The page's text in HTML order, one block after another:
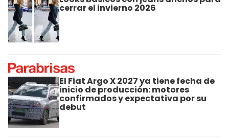
cerrar el invierno 2026
El Fiat Argo X 2027 ya tiene fecha de
inicio de producción: motores
confirmados y expectativa por su
debut